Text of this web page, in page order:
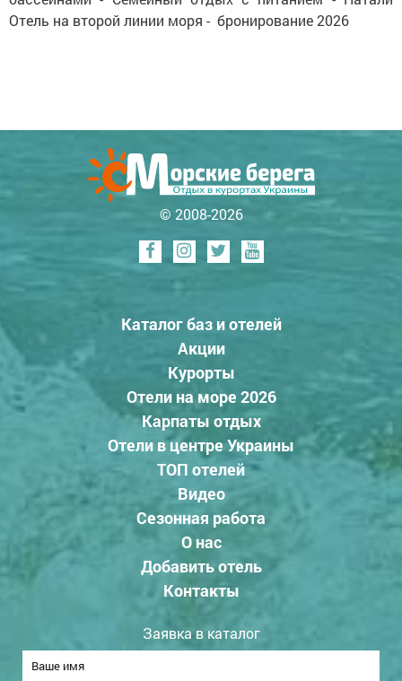
Отель на второй линии моря - бронирование 2026
© 2008-2026
Каталог баз и отелей
Акции
Курорты
Отели на море 2026
Карпаты отдых
Отели в центре Украины
ТОП отелей
Видео
Сезонная работа
О нас
Добавить отель
Контакты
Заявка в каталог